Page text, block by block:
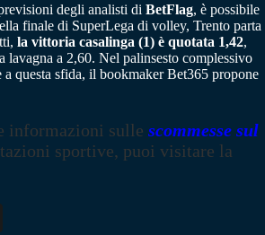
degli analisti di BetFlag, è possibile
finale di SuperLega di volley, Trento parta
la vittoria casalinga (1) è quotata 1,42,
lavagna a 2,60. Nel palinsesto complessivo
a questa sfida, il bookmaker Bet365 propone
informazioni sulle scommesse sul
sportive, puoi visitare la